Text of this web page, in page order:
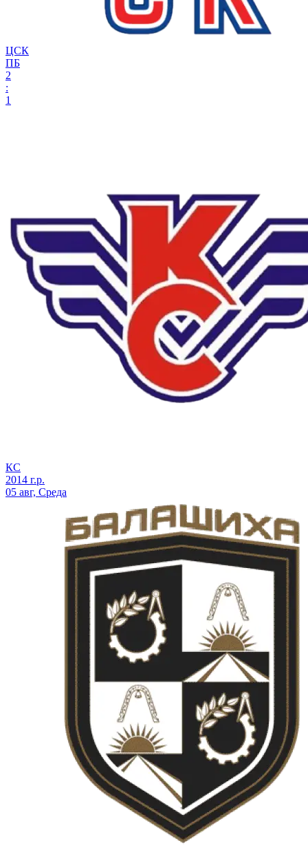
ЦСК
ПБ
2
:
1
КС
2014 г.р.
05 авг, Среда